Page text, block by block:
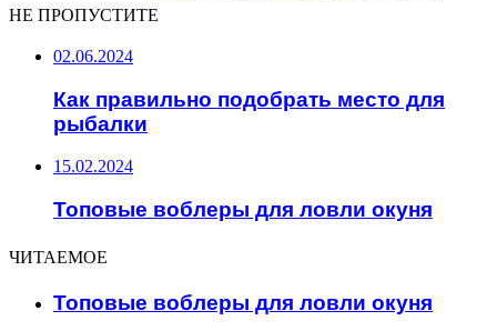
НЕ ПРОПУСТИТЕ
02.06.2024
Как правильно подобрать место для
рыбалки
15.02.2024
Топовые воблеры для ловли окуня
ЧИТАЕМОЕ
Топовые воблеры для ловли окуня